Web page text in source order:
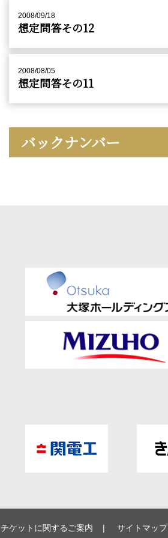
2008/09/18
想定問答その12
2008/08/05
想定問答その11
バックナンバー
チケットに関するご案内 サイトマップ